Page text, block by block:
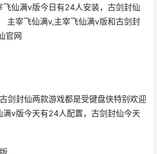
飞仙满v版今日有24人安装，古剑封仙
主宰飞仙满v,主宰飞仙满v版和古剑封
官网
剑封仙两款游戏都是受键盘侠特别欢迎
满v版今天有24人配置，古剑封仙今天